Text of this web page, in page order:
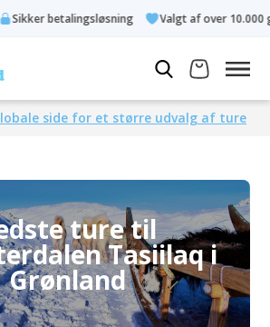
Sikker betalingsløsning Valgt af over 10.000
side for et større udvalg af ture
ture til
Tasiilaq i
Grønland